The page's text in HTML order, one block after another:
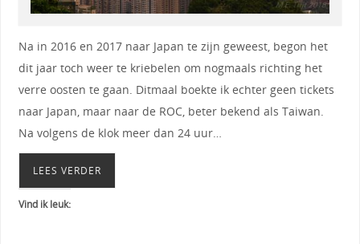
Na in 2016 en 2017 naar Japan te zijn geweest, begon het
dit jaar toch weer te kriebelen om nogmaals richting het
verre oosten te gaan. Ditmaal boekte ik echter geen tickets
naar Japan, maar naar de ROC, beter bekend als Taiwan.
Na volgens de klok meer dan 24 uur…
LEES VERDER
Vind ik leuk: